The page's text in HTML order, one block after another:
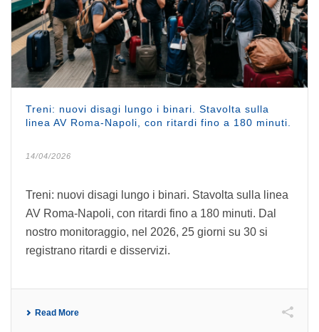
Treni: nuovi disagi lungo i binari. Stavolta sulla
linea AV Roma-Napoli, con ritardi fino a 180 minuti.
14/04/2026
Treni: nuovi disagi lungo i binari. Stavolta sulla linea
AV Roma-Napoli, con ritardi fino a 180 minuti. Dal
nostro monitoraggio, nel 2026, 25 giorni su 30 si
registrano ritardi e disservizi.
Read More